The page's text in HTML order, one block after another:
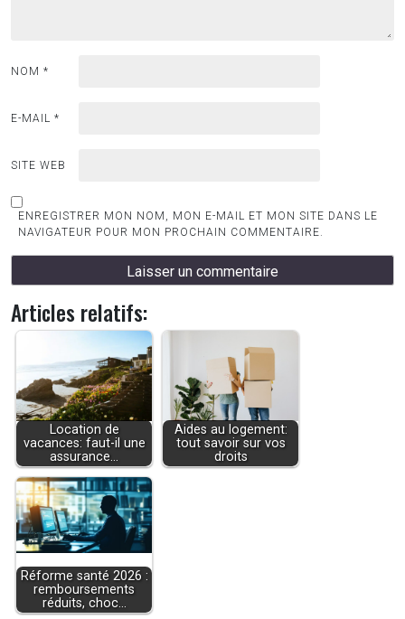
NOM *
E-MAIL *
SITE WEB
ENREGISTRER MON NOM, MON E-MAIL ET MON SITE DANS LE
NAVIGATEUR POUR MON PROCHAIN COMMENTAIRE.
Articles relatifs:
Location de
vacances: faut-il une
assurance…
Aides au logement:
tout savoir sur vos
droits
Réforme santé 2026 :
remboursements
réduits, choc…